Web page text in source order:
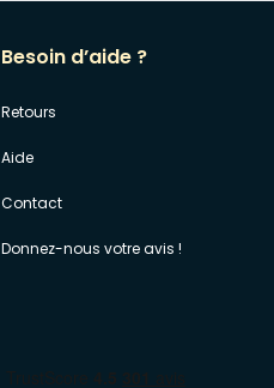
Besoin d’aide ?
Retours
Aide
Contact
Donnez-nous votre avis !